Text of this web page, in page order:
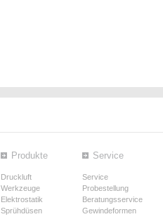
Produkte
Druckluft
Werkzeuge
Elektrostatik
Sprühdüsen
Service
Service
Probestellung
Beratungsservice
Gewindeformen